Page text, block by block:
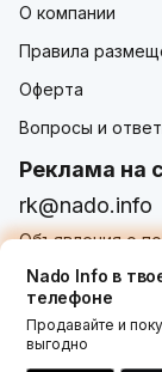
О компании
Правила
Оферта
Вопросы и
Реклама на
rk@nado.info
Объявления о
услугах от
Использование
Nado Info в
телефоне
Продавайте и
выгодно